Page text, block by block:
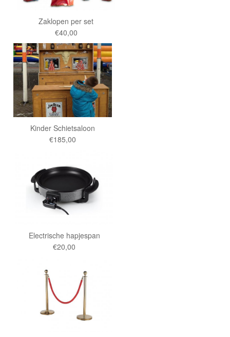
Zaklopen per set
€40,00
Kinder Schietsaloon
€185,00
Electrische hapjespan
€20,00